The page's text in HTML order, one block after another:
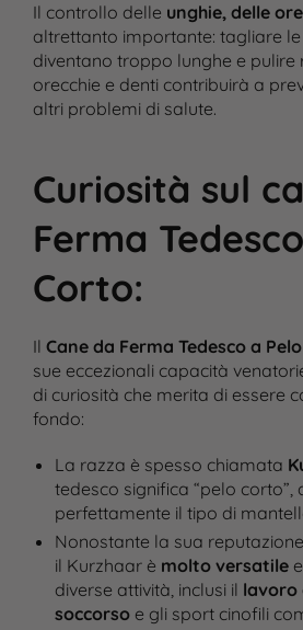
Il controllo delle unghie, delle
altrettanto importante: tagliare le
diventano troppo lunghe e pulire
orecchie e denti contribuirà a
altri problemi di salute.
Curiosità sul
Ferma
Corto:
Il Cane da Ferma Tedesco a
sue eccezionali capacità
di curiosità che merita di essere
fondo:
La razza è spesso chiamata
tedesco significa “pelo corto”,
perfettamente il tipo di
Nonostante la sua
il Kurzhaar è molto versatilee
diverse attività, inclusi il lavoro
soccorsoe gli sport cinofili